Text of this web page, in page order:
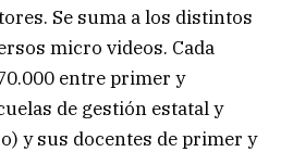
Se suma a los distintos
micro videos. Cada
entre primer y
de gestión estatal y
y sus docentes de primer y